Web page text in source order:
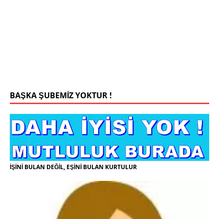
BAŞKA ŞUBEMİZ YOKTUR !
İŞİNİ BULAN DEĞİL, EŞİNİ BULAN KURTULUR